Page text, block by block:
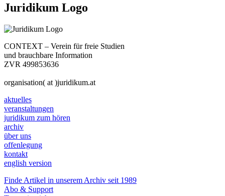
Juridikum Logo
CONTEXT – Verein für freie Studien
und brauchbare Information
ZVR 499853636
organisation( at )juridikum.at
aktuelles
veranstaltungen
juridikum zum hören
archiv
über uns
offenlegung
kontakt
english version
Finde Artikel in unserem Archiv seit 1989
Abo & Support